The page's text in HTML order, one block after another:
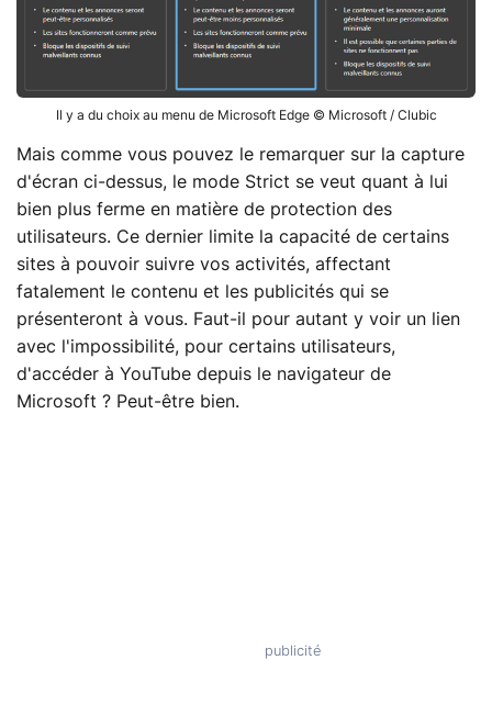
Il y a du choix au menu de Microsoft Edge © Microsoft / Clubic
Mais comme vous pouvez le remarquer sur la capture
d'écran ci-dessus, le mode Strict se veut quant à lui
bien plus ferme en matière de protection des
utilisateurs. Ce dernier limite la capacité de certains
sites à pouvoir suivre vos activités, affectant
fatalement le contenu et les publicités qui se
présenteront à vous. Faut-il pour autant y voir un lien
avec l'impossibilité, pour certains utilisateurs,
d'accéder à YouTube depuis le navigateur de
Microsoft ? Peut-être bien.